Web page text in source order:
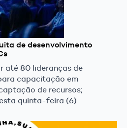
de desenvolvimento
até 80 lideranças de
capacitação em
de recursos;
quinta-feira (6)